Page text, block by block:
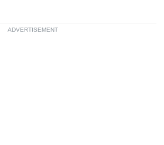
ADVERTISEMENT